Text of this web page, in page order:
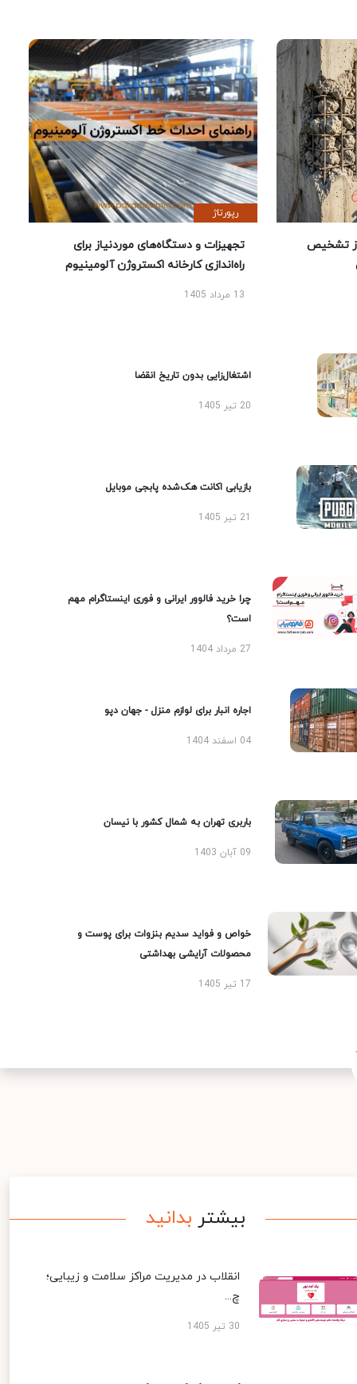
تشخیص
رپورتاژ
تجهیزات و دستگاه‌های موردنیاز برای
راه‌اندازی کارخانه اکستروژن آلومینیوم
13 مرداد 1405
اشتغال‌زایی بدون تاریخ انقضا
20 تیر 1405
بازیابی اکانت هک‌شده پابجی موبایل
چرا خرید فالوور ایرانی و فوری اینستاگرام مهم
است؟
27 مرداد 1404
اجاره انبار برای لوازم منزل - جهان دپو
04 اسفند 1404
باربری تهران به شمال کشور با نیسان
09 آبان 1403
خواص و فواید سدیم بنزوات برای پوست و
محصولات آرایشی بهداشتی
17 تیر 1405
بیشتر بدانید
انقلاب در مدیریت مراکز سلامت و زیبایی؛
چ...
30 تیر 1405